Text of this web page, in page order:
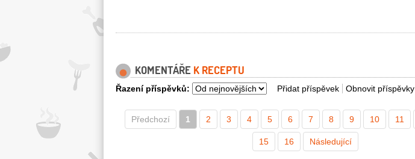
KOMENTÁŘE K RECEPTU
Obnovit příspěvky
Přidat příspěvek
Řazení příspěvků:
Předchozí 1 2 3 4 5 6 7 8 9 10 11
15 16 Následující